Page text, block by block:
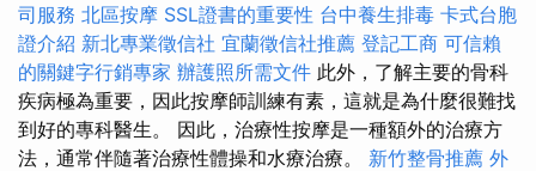
司服務 北區按摩 SSL證書的重要性 台中養生排毒 卡式台胞
證介紹 新北專業徵信社 宜蘭徵信社推薦 登記工商 可信賴
的關鍵字行銷專家 辦護照所需文件 此外，了解主要的骨科
疾病極為重要，因此按摩師訓練有素，這就是為什麼很難找
到好的專科醫生。 因此，治療性按摩是一種額外的治療方
法，通常伴隨著治療性體操和水療治療。 新竹整骨推薦 外